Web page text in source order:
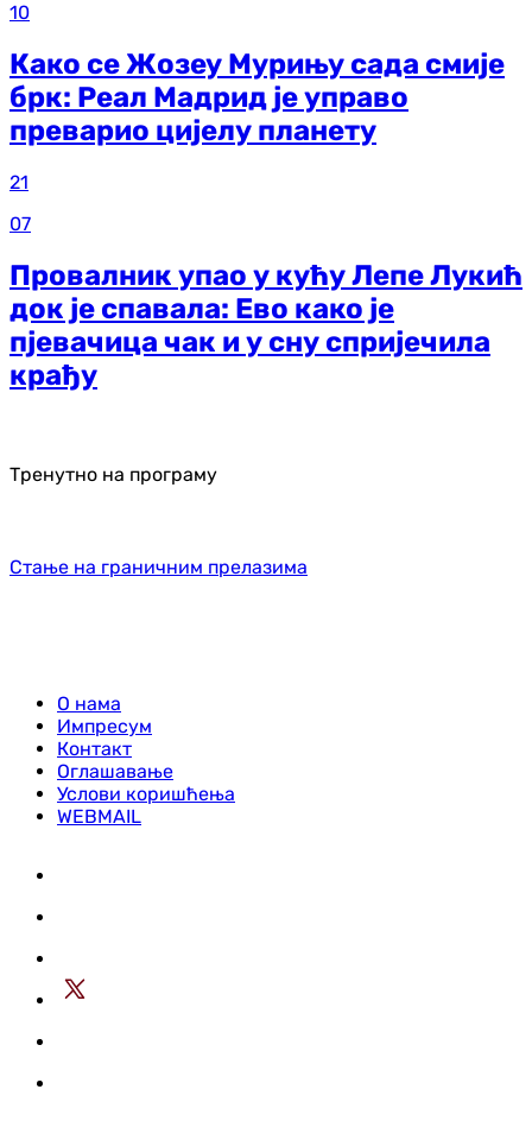
10
Како се Жозеу Мурињу сада смије
брк: Реал Мадрид је управо
преварио цијелу планету
21
07
Провалник упао у кућу Лепе Лукић
док је спавала: Ево како је
пјевачица чак и у сну спријечила
крађу
Тренутно на програму
Стање на граничним прелазима
О нама
Импресум
Контакт
Оглашавање
Услови коришћења
WEBMAIL